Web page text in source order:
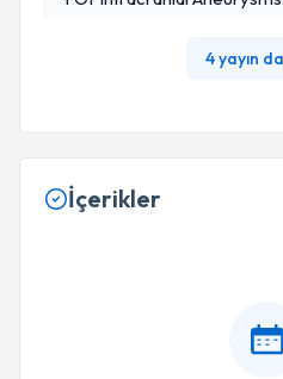
37/1019-5149.JTN.44988-
4 yayın
İçerikler